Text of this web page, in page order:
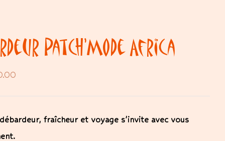
Patch’Mode Africa
fraîcheur et voyage s’invite avec vous